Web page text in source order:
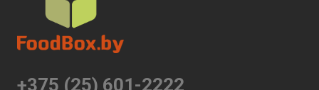
+375 (25) 601-2222